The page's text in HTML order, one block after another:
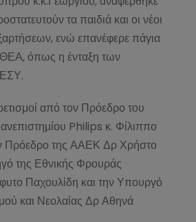
τα παιδιά και οι νέοι
ενώ επανέφερε πάγια
όπως η ένταξη των
από τον Πρόεδρο του
Philips κ. Φίλιππο
Πρόεδρο της ΑΑΕΚ Δρ Χρήστο
της Εθνικής Φρουράς
Παχουλίδη και την Υπουργό
και Νεολαίας Δρ Αθηνά